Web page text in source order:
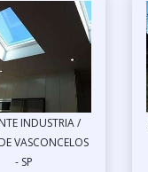
INDUSTRIA /
VASCONCELOS
- SP